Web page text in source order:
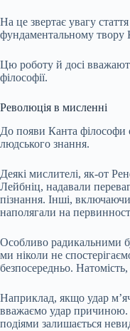
На це звертає увагу
фундаментальному твору
Цю роботу й досі
філософії.
Революція в мисленні
До появи Канта філософи
людського знання.
Деякі мислителі, як-от
Лейбніц, надавали
пізнання. Інші,
наполягали на
Особливо радикальними
ми ніколи не
безпосередньо.
Наприклад, якщо удар
вважаємо удар причиною.
подіями залишається